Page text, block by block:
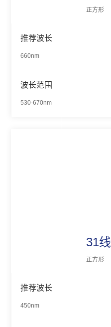
正方形
推荐波长
660nm
波长范围
530-670nm
31
正方形
推荐波长
450nm